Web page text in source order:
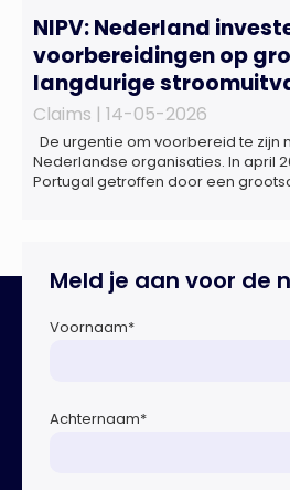
NIPV: Nederland
voorbereidingen op
langdurige
Claims | 14-05-2026
De urgentie om voorbereid te zijn
Nederlandse organisaties. In april
Portugal getroffen door een
noodaggregaten.Begin dit jaar
Meld je aan voor de
Voornaam*
Achternaam*